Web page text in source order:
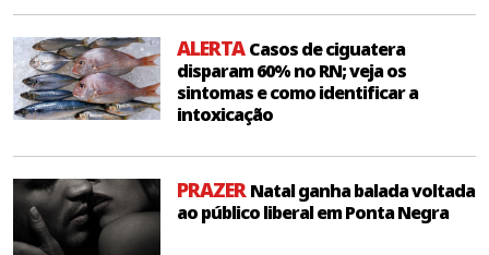
ALERTACasos de ciguatera
disparam 60% no RN; veja os
sintomas e como identificar a
intoxicação
PRAZERNatal ganha balada voltada
ao público liberal em Ponta Negra